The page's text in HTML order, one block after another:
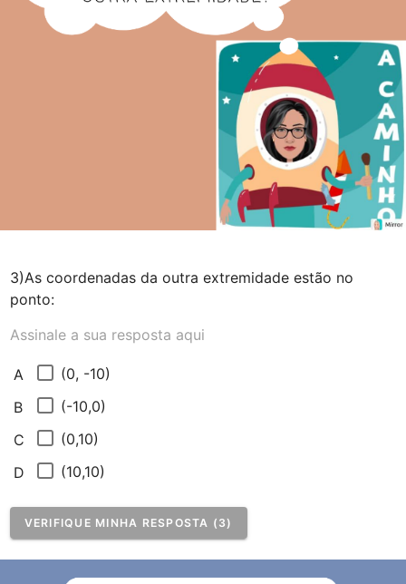
3)As coordenadas da outra extremidade estão no
ponto:
Assinale a sua resposta aqui
A
(0, -10)
B
(-10,0)
C
(0,10)
D
(10,10)
VERIFIQUE MINHA RESPOSTA (3)